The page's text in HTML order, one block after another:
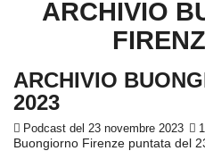
ARCHIVIO
ARCHIVIO
2023
Podcast del 23 novembre 2023
Buongiorno Firenze puntata del